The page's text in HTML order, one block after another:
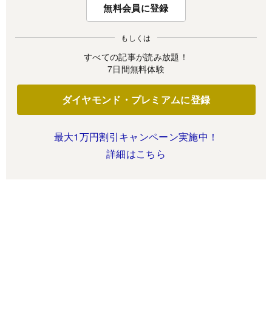
無料会員に登録
もしくは
すべての記事が読み放題！
7日間無料体験
ダイヤモンド・プレミアムに登録
最大1万円割引キャンペーン実施中！
詳細はこちら